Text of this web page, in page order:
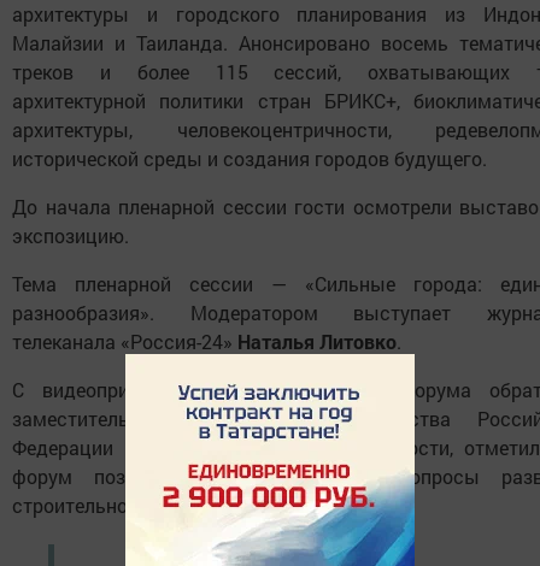
архитектуры и городского планирования из
Малайзии и Таиланда. Анонсировано восемь
треков и более 115 сессий, охватывающих
архитектурной политики стран БРИКС+,
архитектуры, человекоцентричности,
исторической среды и создания городов будущего.
До начала пленарной сессии гости осмотрели
экспозицию.
Тема пленарной сессии — «Сильные города:
разнообразия». Модератором выступает
телеканала «Россия-24» Наталья Литовко.
С видеоприветствием к участникам форума
заместитель Председателя Правительства
Федерации
Марат Хуснуллин
. О, в частности,
форум позволяет поднять важные вопросы
строительной отрасли.